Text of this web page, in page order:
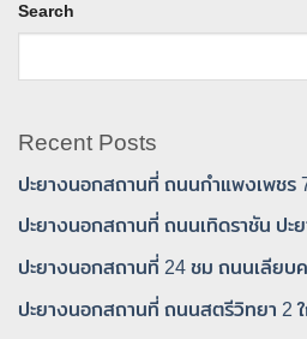
Search
Recent Posts
ปะยางนอกสถานที่ ถนนกำแพงเพชร
ปะยางนอกสถานที่ ถนนเทิดราชัน ปะ
ปะยางนอกสถานที่ 24 ชม ถนนเลียบ
ปะยางนอกสถานที่ ถนนสตรีวิทยา 2